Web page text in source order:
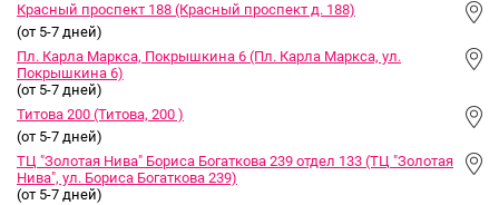
Красный проспект 188 (Красный проспект д. 188)
(от 5-7 дней)
Пл. Карла Маркса, Покрышкина 6 (Пл. Карла Маркса, ул.
Покрышкина 6)
(от 5-7 дней)
Титова 200 (Титова, 200 )
(от 5-7 дней)
ТЦ "Золотая Нива" Бориса Богаткова 239 отдел 133 (ТЦ "Золотая
Нива", ул. Бориса Богаткова 239)
(от 5-7 дней)